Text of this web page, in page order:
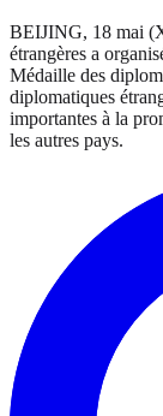
BEIJING, 18 mai
étrangères a
Médaille des
diplomatiques
importantes à la
les autres pays.